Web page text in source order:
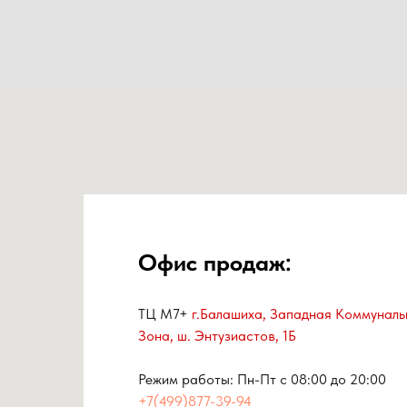
Офис продаж:
ТЦ М7+ г.Балашиха, Западная
Зона, ш. Энтузиастов, 1Б
Режим работы: Пн-Пт с 08:00 до 20:00
+7(499)877-39-94